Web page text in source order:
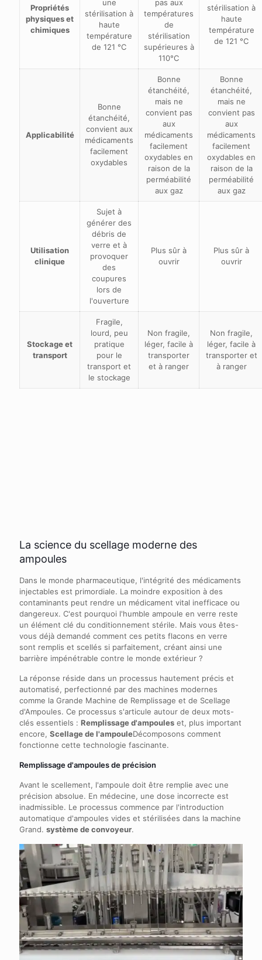
Propriétés
physiques et
chimiques
une
stérilisation à
haute
température
de 121 °C
pas aux
températures
de
stérilisation
supérieures à
110°C
stérilisation à
haute
température
de 121 °C
Applicabilité
Bonne
étanchéité,
convient aux
médicaments
facilement
oxydables
Bonne
étanchéité,
mais ne
convient pas
aux
médicaments
facilement
oxydables en
raison de la
perméabilité
aux gaz
Bonne
étanchéité,
mais ne
convient pas
aux
médicaments
facilement
oxydables en
raison de la
perméabilité
aux gaz
Utilisation
clinique
Sujet à
générer des
débris de
verre et à
provoquer
des
coupures
lors de
l'ouverture
Plus sûr à
ouvrir
Plus sûr à
ouvrir
Stockage et
transport
Fragile,
lourd, peu
pratique
pour le
transport et
le stockage
Non fragile,
léger, facile à
transporter
et à ranger
Non fragile,
léger, facile à
transporter et
à ranger
La science du scellage moderne des
ampoules
Dans le monde pharmaceutique, l'intégrité des médicaments
injectables est primordiale. La moindre exposition à des
contaminants peut rendre un médicament vital inefficace ou
dangereux. C'est pourquoi l'humble ampoule en verre reste
un élément clé du conditionnement stérile. Mais vous êtes-
vous déjà demandé comment ces petits flacons en verre
sont remplis et scellés si parfaitement, créant ainsi une
barrière impénétrable contre le monde extérieur ?
La réponse réside dans un processus hautement précis et
automatisé, perfectionné par des machines modernes
comme la Grande Machine de Remplissage et de Scellage
d'Ampoules. Ce processus s'articule autour de deux mots-
clés essentiels : Remplissage d'ampoules et, plus important
encore, Scellage de l'ampouleDécomposons comment
fonctionne cette technologie fascinante.
Remplissage d'ampoules de précision
Avant le scellement, l'ampoule doit être remplie avec une
précision absolue. En médecine, une dose incorrecte est
inadmissible. Le processus commence par l'introduction
automatique d'ampoules vides et stérilisées dans la machine
Grand. système de convoyeur.